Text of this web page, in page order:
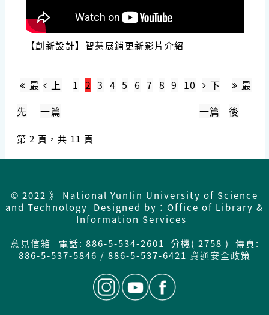
【創新設計】智慧展鋪更新影片介紹
最
先
上
一篇
1 2 3 4 5 6 7 8 9 10
下
一篇
最
後
第 2 頁，共 11 頁
© 2022 》 National Yunlin University of Science
and Technology Designed by：Office of Library &
Information Services
意見信箱
電話: 886-5-534-2601 分機( 2758 ) 傳真:
886-5-537-5846 / 886-5-537-6421 資通安全政策